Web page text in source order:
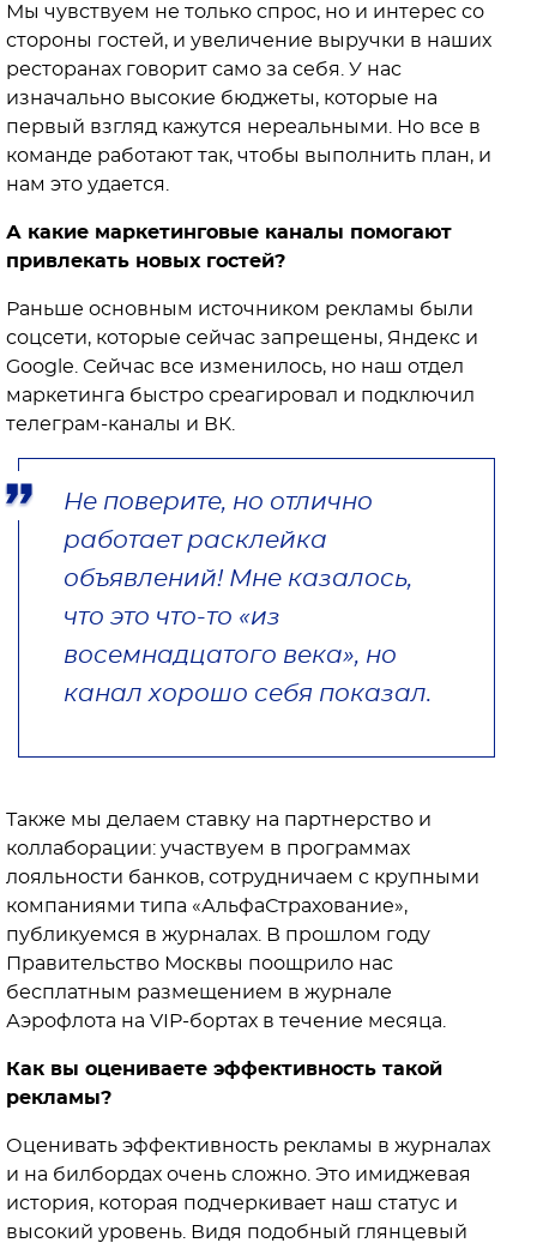
Мы чувствуем не только спрос, но и интерес со
стороны гостей, и увеличение выручки в наших
ресторанах говорит само за себя. У нас
изначально высокие бюджеты, которые на
первый взгляд кажутся нереальными. Но все в
команде работают так, чтобы выполнить план, и
нам это удается.
А какие маркетинговые каналы помогают
привлекать новых гостей?
Раньше основным источником рекламы были
соцсети, которые сейчас запрещены, Яндекс и
Google. Сейчас все изменилось, но наш отдел
маркетинга быстро среагировал и подключил
телеграм-каналы и ВК.
Не поверите, но отлично
работает расклейка
объявлений! Мне казалось,
что это что-то «из
восемнадцатого века», но
канал хорошо себя показал.
Также мы делаем ставку на партнерство и
коллаборации: участвуем в программах
лояльности банков, сотрудничаем с крупными
компаниями типа «АльфаСтрахование»,
публикуемся в журналах. В прошлом году
Правительство Москвы поощрило нас
бесплатным размещением в журнале
Аэрофлота на VIP-бортах в течение месяца.
Как вы оцениваете эффективность такой
рекламы?
Оценивать эффективность рекламы в журналах
и на билбордах очень сложно. Это имиджевая
история, которая подчеркивает наш статус и
высокий уровень. Видя подобный глянцевый